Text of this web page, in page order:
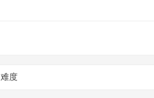
难度